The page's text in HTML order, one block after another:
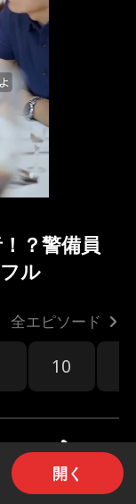
？警備員
ル
全エピソード
10
共有
開く